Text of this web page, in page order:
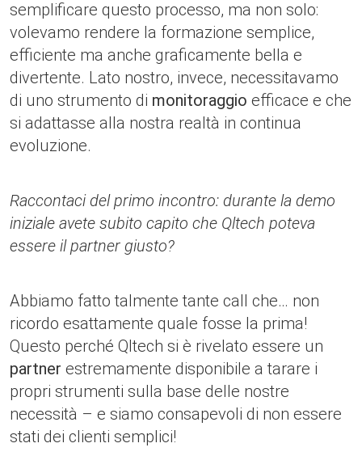
semplificare questo processo, ma non solo:
volevamo rendere la formazione semplice,
efficiente ma anche graficamente bella e
divertente. Lato nostro, invece, necessitavamo
di uno strumento di monitoraggio efficace e che
si adattasse alla nostra realtà in continua
evoluzione.
Raccontaci del primo incontro: durante la demo
iniziale avete subito capito che Qltech poteva
essere il partner giusto?
Abbiamo fatto talmente tante call che… non
ricordo esattamente quale fosse la prima!
Questo perché Qltech si è rivelato essere un
partner estremamente disponibile a tarare i
propri strumenti sulla base delle nostre
necessità – e siamo consapevoli di non essere
stati dei clienti semplici!